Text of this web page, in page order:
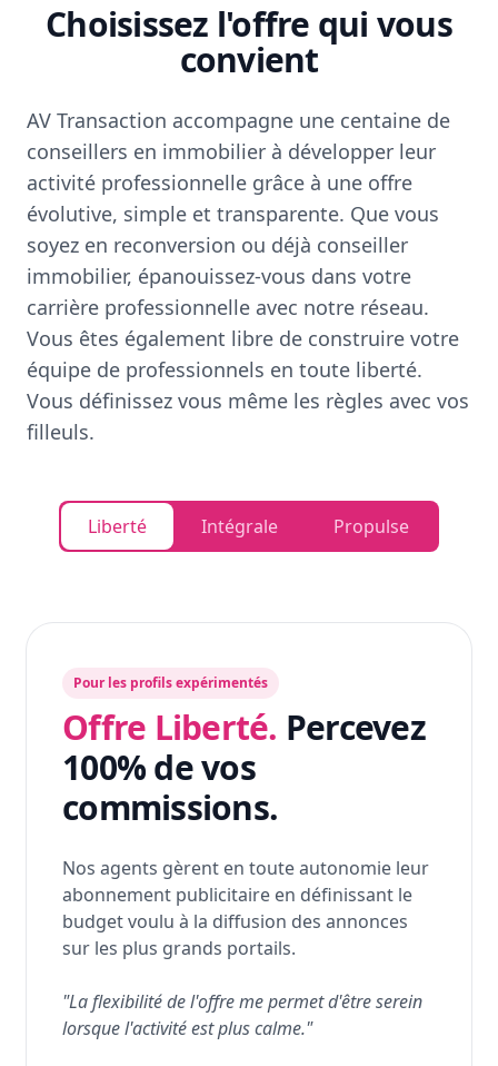
Choisissez l'offre qui vous
convient
AV Transaction accompagne une centaine de
conseillers en immobilier à développer leur
activité professionnelle grâce à une offre
évolutive, simple et transparente. Que vous
soyez en reconversion ou déjà conseiller
immobilier, épanouissez-vous dans votre
carrière professionnelle avec notre réseau.
Vous êtes également libre de construire votre
équipe de professionnels en toute liberté.
Vous définissez vous même les règles avec vos
filleuls.
Liberté Intégrale Propulse
Pour les profils expérimentés
Offre Liberté. Percevez
100% de vos
commissions.
Nos agents gèrent en toute autonomie leur
abonnement publicitaire en définissant le
budget voulu à la diffusion des annonces
sur les plus grands portails.
"La flexibilité de l'offre me permet d'être serein
lorsque l'activité est plus calme."